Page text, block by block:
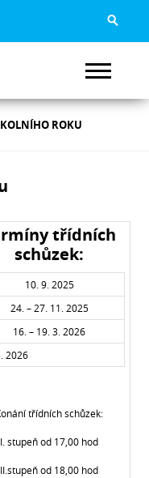
ROKU
třídních
schůzek:
10. 9. 2025
24. – 27. 11. 2025
16. – 19. 3. 2026
2026
třídních schůzek:
I. stupeň od 17,00 hod
II.stupeň od 18,00 hod